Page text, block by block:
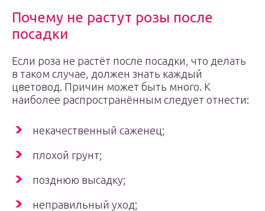
Почему не растут розы после
посадки
Если роза не растёт после посадки, что делать
в таком случае, должен знать каждый
цветовод. Причин может быть много. К
наиболее распространённым следует отнести:
некачественный саженец;
плохой грунт;
позднюю высадку;
неправильный уход;